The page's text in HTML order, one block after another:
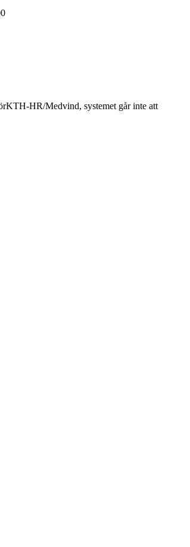
HR/Medvind, systemet går inte att